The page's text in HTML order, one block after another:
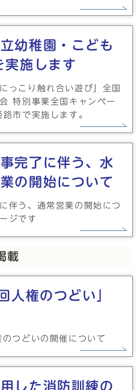
幼稚園・こども
実施します
っこり触れ合い遊び」全国
特別事業全国キャンペー
市で実施します。
完了に伴う、水
の開始について
伴う、通常営業の開始につ
ジです
載
人権のつどい」
つどいの開催について
した消防訓練の